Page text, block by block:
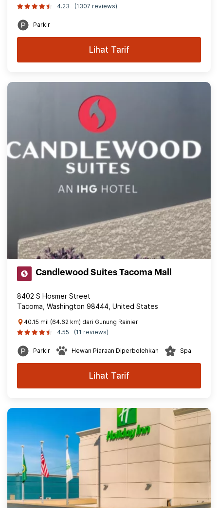
4.23
(1307 reviews)
Parkir
Lihat Tarif
Candlewood Suites Tacoma Mall
8402 S Hosmer Street
Tacoma, Washington 98444, United States
40.15 mil (64.62 km) dari Gunung Rainier
4.55
(11 reviews)
Parkir Hewan Piaraan Diperbolehkan Spa
Lihat Tarif